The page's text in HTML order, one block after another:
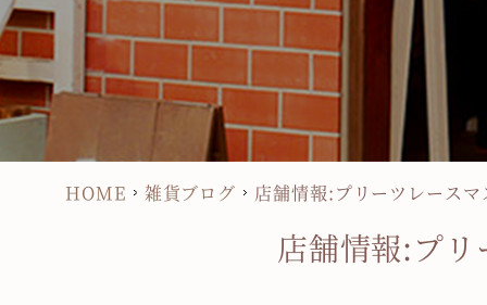
HOME 雑貨ブログ 店舗情報:プリーツレース
店舗情報:プ